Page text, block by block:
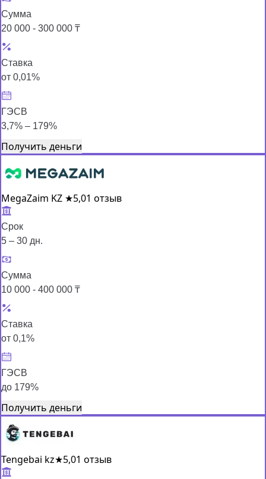
Сумма
20 000 - 300 000 ₸
Ставка
от 0,01%
ГЭСВ
3,7% – 179%
Получить деньги
MegaZaim KZ ★5,01 отзыв
Срок
5 – 30 дн.
Сумма
10 000 - 400 000 ₸
Ставка
от 0,1%
ГЭСВ
до 179%
Получить деньги
Tengebai kz★5,01 отзыв